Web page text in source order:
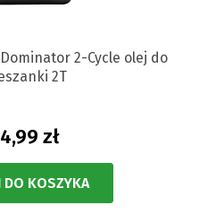
2-Cycle olej do
2T
zł
DO KOSZYKA